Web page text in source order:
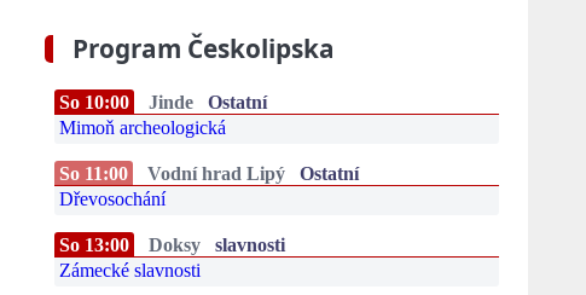
Program Českolipska
So 10:00 Jinde
Ostatní
Mimoň archeologická
So 11:00 Vodní hrad Lipý
Ostatní
Dřevosochání
So 13:00 Doksy
slavnosti
Zámecké slavnosti